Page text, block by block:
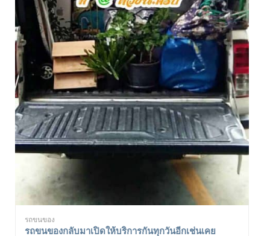
รถขนของ
รถขนของกลับมาเปิดให้บริการกันทุกวันอีกเช่นเคย